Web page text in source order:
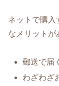
ネットで購入
なメリットが
郵送で届
わざわざ